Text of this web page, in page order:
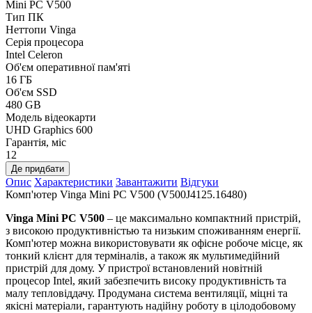
Mini PC V500
Тип ПК
Неттопи Vinga
Серія процесора
Intel Celeron
Об'єм оперативної пам'яті
16 ГБ
Об'єм SSD
480 GB
Модель відеокарти
UHD Graphics 600
Гарантія, міс
12
Де придбати
Опис Характеристики Завантажити Відгуки
Комп'ютер Vinga Mini PC V500 (V500J4125.16480)
Vinga Mini PC V500 – це максимально компактний пристрій,
з високою продуктивністью та низьким споживанням енергії.
Комп'ютер можна використовувати як офісне робоче місце, як
тонкий клієнт для терміналів, а також як мультимедійний
пристрій для дому. У пристрої встановлений новітній
процесор Intel, який забезпечить високу продуктивність та
малу тепловіддачу. Продумана система вентиляції, міцні та
якісні матеріали, гарантують надійну роботу в цілодобовому